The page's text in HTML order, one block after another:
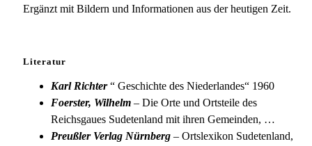
Ergänzt mit Bildern und Informationen aus der heutigen Zeit.
Literatur
Karl Richter“ Geschichte des Niederlandes“ 1960
Foerster, Wilhelm – Die Orte und Ortsteile des
Reichsgaues Sudetenland mit ihren Gemeinden, …
Preußler Verlag Nürnberg – Ortslexikon Sudetenland,